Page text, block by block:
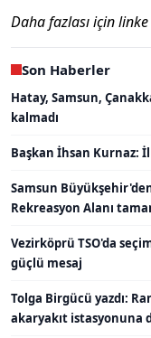
Daha fazlası için linke
Son Haberler
Hatay, Samsun,
kalmadı
Başkan İhsan Kurnaz:
Samsun
Rekreasyon Alanı
Vezirköprü TSO'da
güçlü mesaj
Tolga Birgücü yazdı:
akaryakıt istasyonuna